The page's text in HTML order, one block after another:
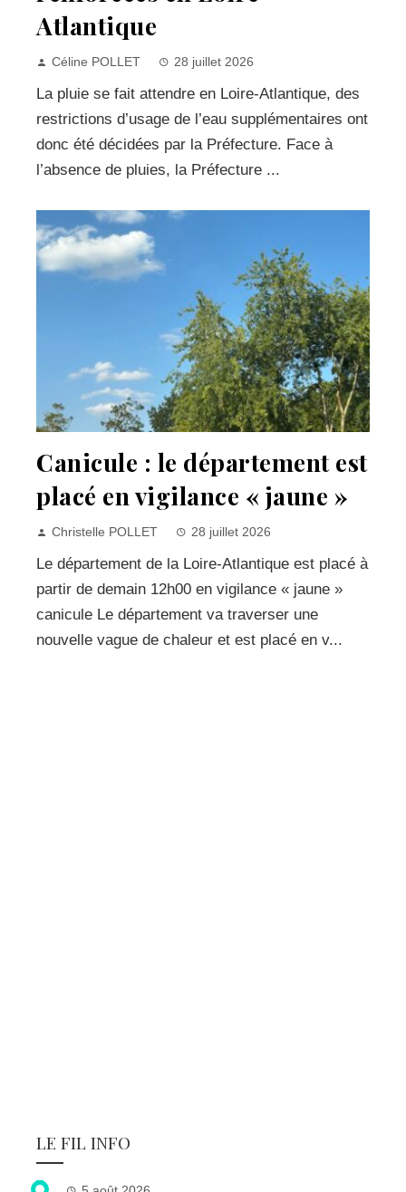
Atlantique
Céline POLLET 28 juillet 2026
La pluie se fait attendre en Loire-Atlantique, des
restrictions d’usage de l’eau supplémentaires ont
donc été décidées par la Préfecture. Face à
l’absence de pluies, la Préfecture ...
Canicule : le département est
placé en vigilance « jaune »
Christelle POLLET 28 juillet 2026
Le département de la Loire-Atlantique est placé à
partir de demain 12h00 en vigilance « jaune »
canicule Le département va traverser une
nouvelle vague de chaleur et est placé en v...
LE FIL INFO